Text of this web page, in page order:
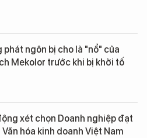
phát ngôn bị cho là "nổ" của
Mekolor trước khi bị khởi tố
xét chọn Doanh nghiệp đạt
hóa kinh doanh Việt Nam